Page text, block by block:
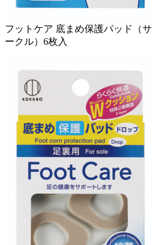
フットケア 底まめ保護パッド（サ
ークル）6枚入